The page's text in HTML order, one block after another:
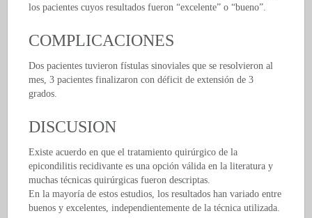
los pacientes cuyos resultados fueron “excelente” o “bueno”.
COMPLICACIONES
Dos pacientes tuvieron fístulas sinoviales que se resolvieron al
mes, 3 pacientes finalizaron con déficit de extensión de 3
grados.
DISCUSION
Existe acuerdo en que el tratamiento quirúrgico de la
epicondilitis recidivante es una opción válida en la literatura y
muchas técnicas quirúrgicas fueron descriptas.
En la mayoría de estos estudios, los resultados han variado entre
buenos y excelentes, independientemente de la técnica utilizada.